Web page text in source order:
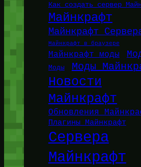
Как создать сервер
Майнкрафт
Майнкрафт
Майнкрафт в браузере
Майнкрафт моды
Моды Моды
Новости
Майнкрафт
Обновления
Плагины Майнкрафт
Сервера
Майнкрафт